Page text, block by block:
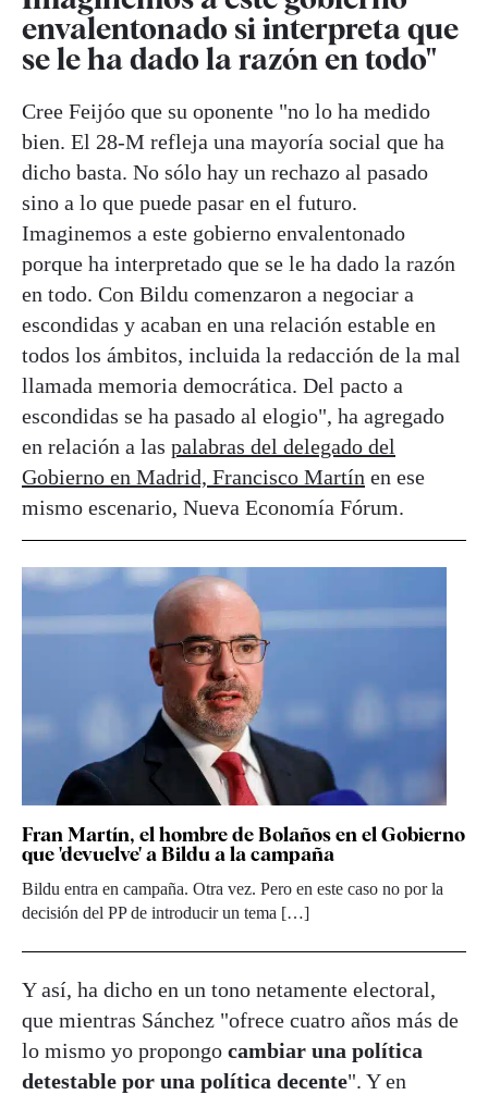
envalentonado si interpreta que
se le ha dado la razón en todo"
Cree Feijóo que su oponente "no lo ha medido
bien. El 28-M refleja una mayoría social que ha
dicho basta. No sólo hay un rechazo al pasado
sino a lo que puede pasar en el futuro.
Imaginemos a este gobierno envalentonado
porque ha interpretado que se le ha dado la razón
en todo. Con Bildu comenzaron a negociar a
escondidas y acaban en una relación estable en
todos los ámbitos, incluida la redacción de la mal
llamada memoria democrática. Del pacto a
escondidas se ha pasado al elogio", ha agregado
en relación a las palabras del delegado del
Gobierno en Madrid, Francisco Martín en ese
mismo escenario, Nueva Economía Fórum.
Fran Martín, el hombre de Bolaños en el Gobierno
que 'devuelve' a Bildu a la campaña
Bildu entra en campaña. Otra vez. Pero en este caso no por la
decisión del PP de introducir un tema […]
Y así, ha dicho en un tono netamente electoral,
que mientras Sánchez "ofrece cuatro años más de
lo mismo yo propongo cambiar una política
detestable por una política decente". Y en